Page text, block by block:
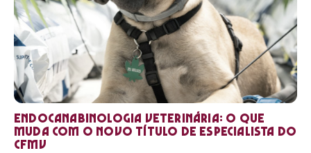
Endocanabinologia Veterinária: o que
muda com o novo título de especialista do
CFMV